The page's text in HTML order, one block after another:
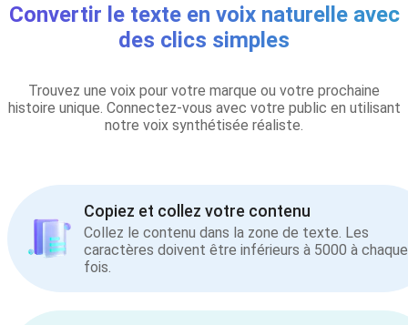
Convertir le texte en voix naturelle avec
des clics simples
Trouvez une voix pour votre marque ou votre prochaine
histoire unique. Connectez-vous avec votre public en utilisant
notre voix synthétisée réaliste.
Copiez et collez votre contenu
Collez le contenu dans la zone de texte. Les
caractères doivent être inférieurs à 5000 à chaque
fois.